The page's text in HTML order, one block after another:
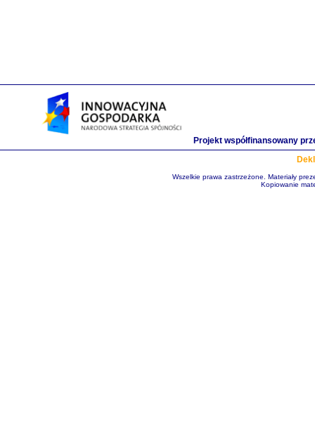
Projekt współfinansowany
Wszelkie prawa zastrzeżone. Materiały
Kopiowanie